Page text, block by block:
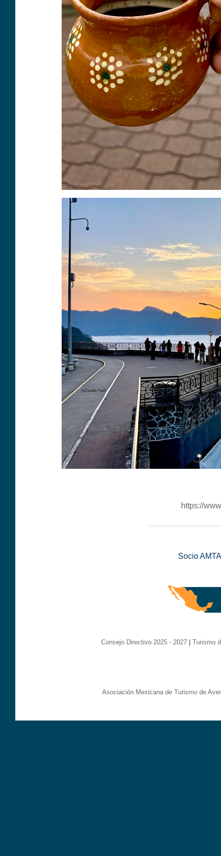
https://
Socio
Consejo Directivo 2025 - 2027| Turismo
Asociación Mexicana de Turismo de